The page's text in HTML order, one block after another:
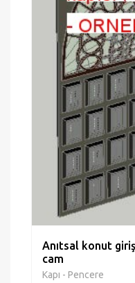
Anıtsal konut
cam
Kapı - Pencere